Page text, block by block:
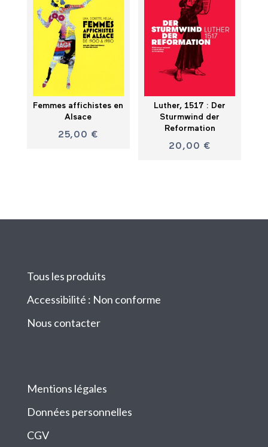
Femmes affichistes en
Alsace
25,00 €
Luther, 1517 : Der
Sturmwind der
Reformation
20,00 €
Tous les produits
Accessibilité : Non conforme
Nous contacter
Mentions légales
Données personnelles
CGV